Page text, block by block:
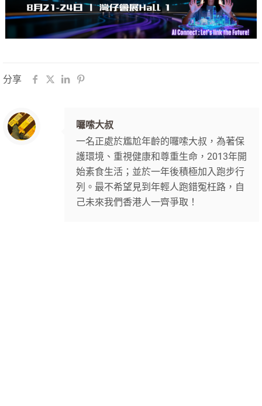
分享
囉嗦大叔
一名正處於尷尬年齡的囉嗦大叔，為著保
護環境、重視健康和尊重生命，2013年開
始素食生活；並於一年後積極加入跑步行
列。最不希望見到年輕人跑錯冤枉路，自
己未來我們香港人一齊爭取！